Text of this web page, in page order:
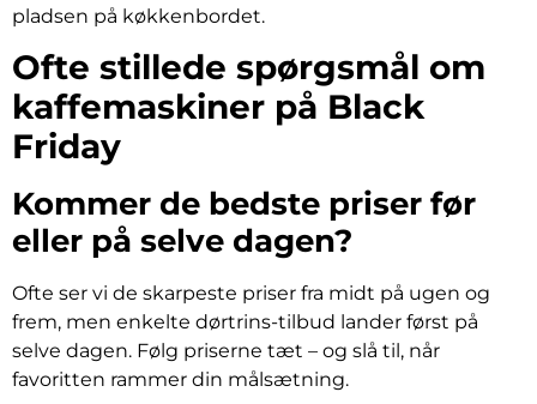
pladsen på køkkenbordet.
Ofte stillede spørgsmål om
kaffemaskiner på Black
Friday
Kommer de bedste priser før
eller på selve dagen?
Ofte ser vi de skarpeste priser fra midt på ugen og
frem, men enkelte dørtrins-tilbud lander først på
selve dagen. Følg priserne tæt – og slå til, når
favoritten rammer din målsætning.